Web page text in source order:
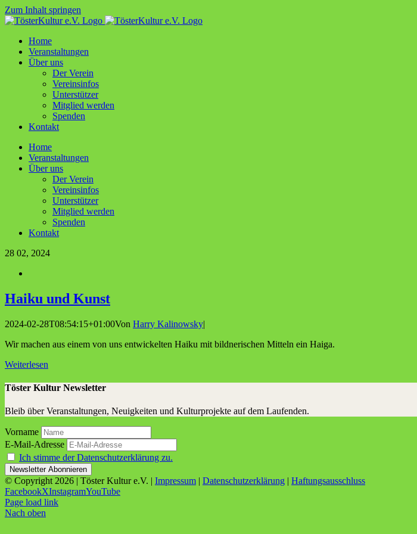
Zum Inhalt springen
Home
Ver­an­stal­tun­gen
Über uns
Der Ver­ein
Ver­ein­sin­fos
Unter­stüt­zer
Mit­glied werden
Spen­den
Kon­takt
Home
Ver­an­stal­tun­gen
Über uns
Der Ver­ein
Ver­ein­sin­fos
Unter­stüt­zer
Mit­glied werden
Spen­den
Kon­takt
28 02, 2024
Hai­ku und Kunst
2024-02-28T08:54:15+01:00Von Harry Kalinowsky|
Wir machen aus einem von uns entwickelten Haiku mit bildnerischen Mitteln ein Haiga.
Weiterlesen
Töster Kultur Newsletter
Bleib über Veranstaltungen, Neuigkeiten und Kulturprojekte auf dem Laufenden.
Vorname
E-Mail-Adresse
Ich stimme der Datenschutzerklärung zu.
© Copyright 2026 | Töster Kultur e.V. | Impressum | Datenschutzerklärung | Haftungsausschluss
FacebookXInstagramYouTube
Page load link
Nach oben